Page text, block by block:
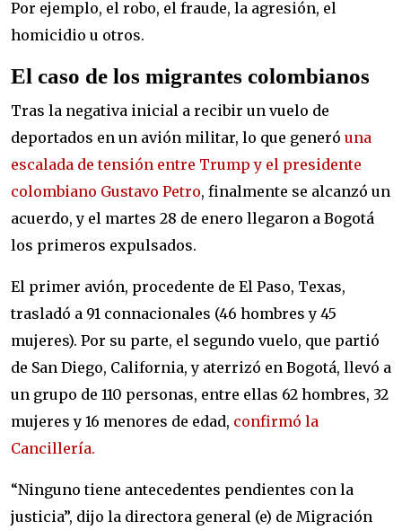
Por ejemplo, el robo, el fraude, la agresión, el
homicidio u otros.
El caso de los migrantes colombianos
Tras la negativa inicial a recibir un vuelo de
deportados en un avión militar, lo que generó una
escalada de tensión entre Trump y el presidente
colombiano Gustavo Petro, finalmente se alcanzó un
acuerdo, y el martes 28 de enero llegaron a Bogotá
los primeros expulsados.
El primer avión, procedente de El Paso, Texas,
trasladó a 91 connacionales (46 hombres y 45
mujeres). Por su parte, el segundo vuelo, que partió
de San Diego, California, y aterrizó en Bogotá, llevó a
un grupo de 110 personas, entre ellas 62 hombres, 32
mujeres y 16 menores de edad, confirmó la
Cancillería.
“Ninguno tiene antecedentes pendientes con la
justicia”, dijo la directora general (e) de Migración